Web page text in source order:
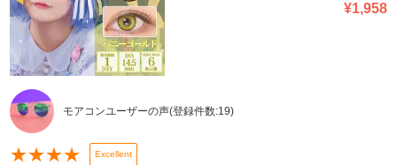
¥1,958
モアコンユーザーの声(登録件数:19)
★★★★ Excellent